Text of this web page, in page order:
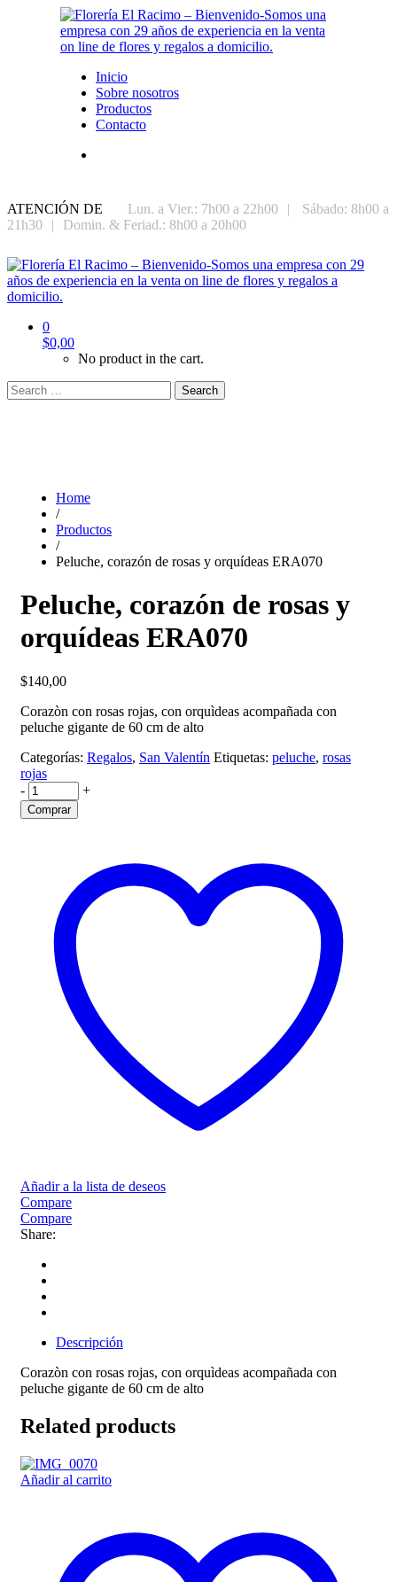
Inicio
Sobre nosotros
Productos
Contacto
ATENCIÓN DE Lun. a Vier.: 7h00 a 22h00 |
Sábado: 8h00 a
21h30
| Domin. & Feriad.: 8h00 a 20h00
0
$0,00
No product in the cart.
Search
Home
/
Productos
/
Peluche, corazón de rosas y orquídeas ERA070
Peluche, corazón de rosas y
orquídeas ERA070
$140,00
Corazòn con rosas rojas, con orquìdeas acompañada con
peluche gigante de 60 cm de alto
Categorías: Regalos, San Valentín Etiquetas: peluche, rosas
rojas
-
+
Comprar
Añadir a la lista de deseos
Compare
Compare
Share:
Descripción
Corazòn con rosas rojas, con orquìdeas acompañada con
peluche gigante de 60 cm de alto
Related products
Añadir al carrito